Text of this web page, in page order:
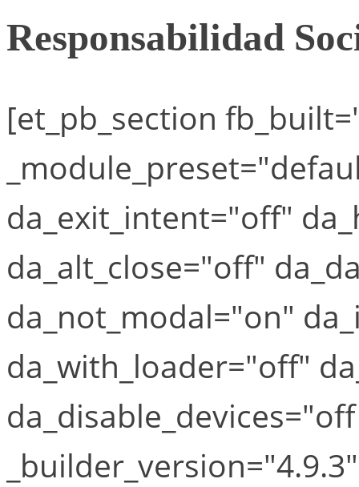
Responsabilidad
[et_pb_section
da_exit_intent="off"
da_alt_close="off"
da_not_modal="on"
da_with_loader="off"